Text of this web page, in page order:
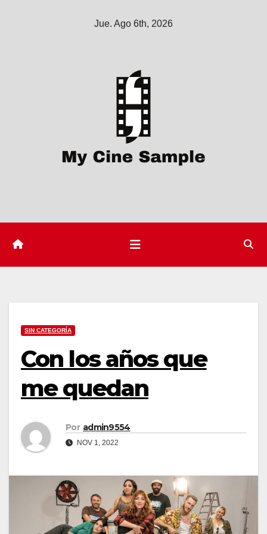
Jue. Ago 6th, 2026
SIN CATEGORÍA
Con los años que
me quedan
Por admin9554
NOV 1, 2022